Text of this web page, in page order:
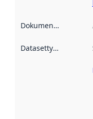
Dokumentasjon
Datasettype